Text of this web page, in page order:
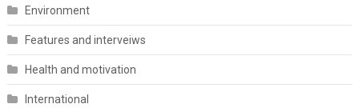
Environment
Features and interveiws
Health and motivation
International